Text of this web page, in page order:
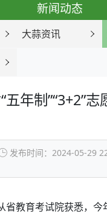
新闻动态
大蒜资讯
五年制”“3+2”
发布时间：2024-05-29
省教育考试院获悉，今